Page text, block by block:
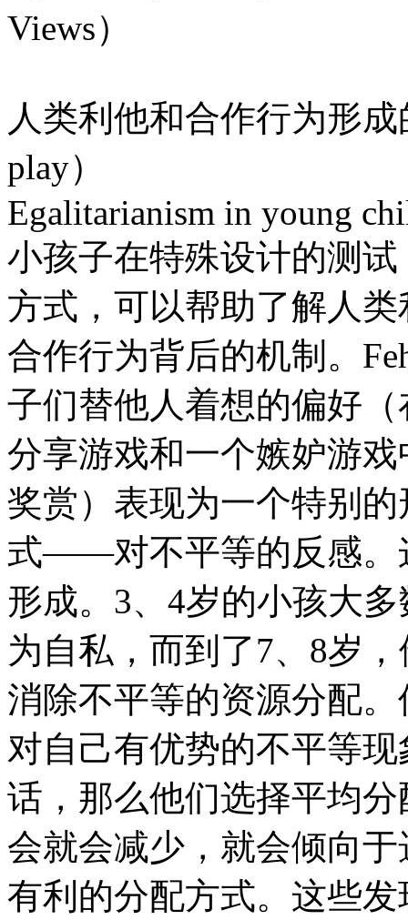
Views）
人类利他和合作行为形成
play）
Egalitarianism in young
小孩子在特殊设计的测
方式，可以帮助了解人类
合作行为背后的机制。
子们替他人着想的偏好（
分享游戏和一个嫉妒游
奖赏）表现为一个特别的
式——对不平等的反感。
形成。3、4岁的小孩大
为自私，而到了7、8岁
消除不平等的资源分配。
对自己有优势的不平等
话，那么他们选择平均分
会就会减少，就会倾向
有利的分配方式。这些发